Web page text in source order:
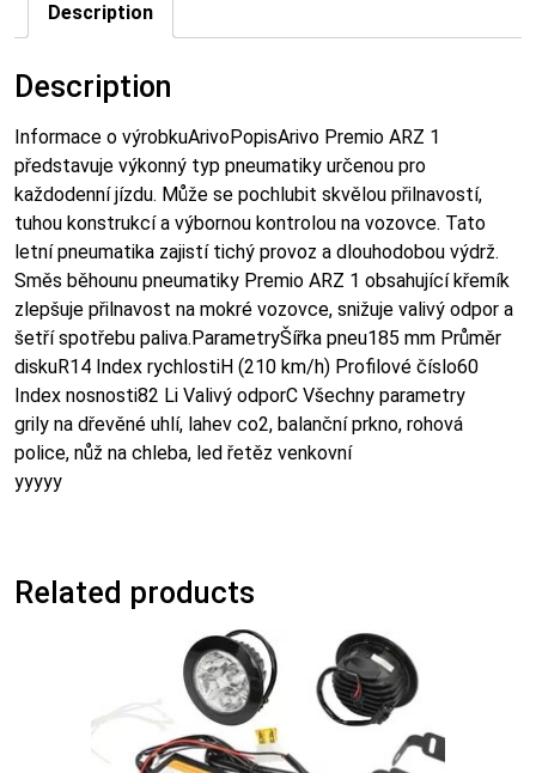
Description
Description
Informace o výrobkuArivoPopisArivo Premio ARZ 1
představuje výkonný typ pneumatiky určenou pro
každodenní jízdu. Může se pochlubit skvělou přilnavostí,
tuhou konstrukcí a výbornou kontrolou na vozovce. Tato
letní pneumatika zajistí tichý provoz a dlouhodobou výdrž.
Směs běhounu pneumatiky Premio ARZ 1 obsahující křemík
zlepšuje přilnavost na mokré vozovce, snižuje valivý odpor a
šetří spotřebu paliva.ParametryŠířka pneu185 mm Průměr
diskuR14 Index rychlostiH (210 km/h) Profilové číslo60
Index nosnosti82 Li Valivý odporC Všechny parametry
grily na dřevěné uhlí, lahev co2, balanční prkno, rohová
police, nůž na chleba, led řetěz venkovní
yyyyy
Related products